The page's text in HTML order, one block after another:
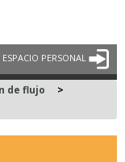
ESPACIO PERSONAL
de flujo
>